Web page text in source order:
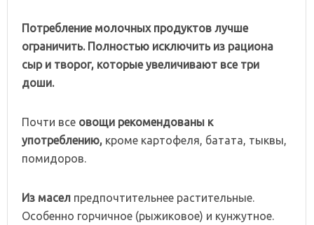
Потребление молочных продуктов лучше
ограничить. Полностью исключить из рациона
сыр и творог, которые увеличивают все три
доши.
Почти все овощи рекомендованы к
употреблению, кроме картофеля, батата, тыквы,
помидоров.
Из масел предпочтительнее растительные.
Особенно горчичное (рыжиковое) и кунжутное.